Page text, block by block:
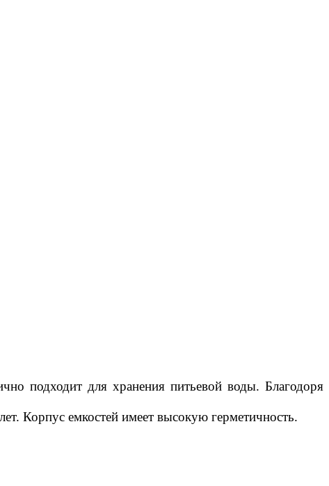
подходит для хранения питьевой воды. Благодоря
Корпус емкостей имеет высокую герметичность.